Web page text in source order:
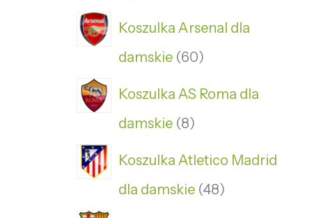
Koszulka Arsenal dla
damskie 60
Koszulka AS Roma dla
damskie 8
Koszulka Atletico Madrid
dla damskie 48